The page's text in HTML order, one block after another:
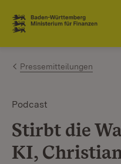
Zum Inhalt springen
Link zur Startseite
Pressemitteilungen
Podcast
Stirbt die
KI,